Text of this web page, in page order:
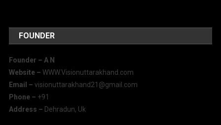
FOUNDER
Founder – A N
Website –WWW.Visionuttarakhand.com
Email – visionuttarakhand21@gmail.com
Phone – +91
Address – Dehradun, Uk